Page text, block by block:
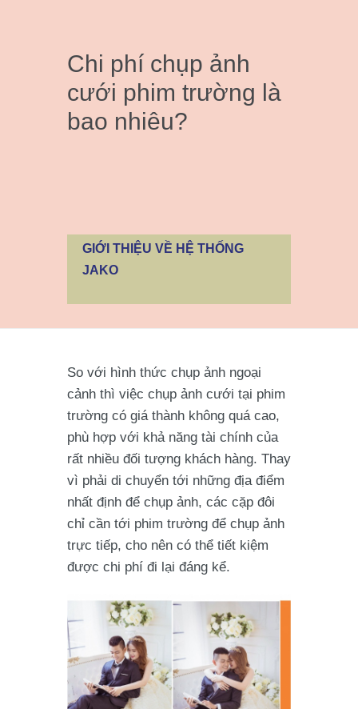
Chi phí chụp ảnh
cưới phim trường là
bao nhiêu?
GIỚI THIỆU VỀ HỆ THỐNG
JAKO
So với hình thức chụp ảnh ngoại
cảnh thì việc chụp ảnh cưới tại phim
trường có giá thành không quá cao,
phù hợp với khả năng tài chính của
rất nhiều đối tượng khách hàng. Thay
vì phải di chuyển tới những địa điểm
nhất định để chụp ảnh, các cặp đôi
chỉ cần tới phim trường để chụp ảnh
trực tiếp, cho nên có thể tiết kiệm
được chi phí đi lại đáng kể.